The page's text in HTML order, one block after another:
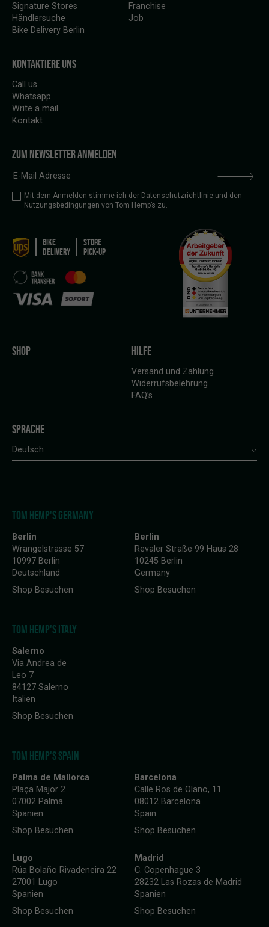
Signature Stores
Händlersuche
Bike Delivery Berlin
Franchise
Job
KONTAKTIERE UNS
Call us
Whatsapp
Write a mail
Kontakt
ZUM NEWSLETTER ANMELDEN
Mit dem Anmelden stimme ich der Datenschutzrichtlinie und den
Nutzungsbedingungen von Tom Hemp’s zu.
BIKE
DELIVERY
STORE
PICK-UP
SHOP HILFE
Versand und Zahlung
Widerrufsbelehrung
FAQ’s
SPRACHE
Deutsch
TOM HEMP'S GERMANY
Berlin
Wrangelstrasse 57
10997 Berlin
Deutschland
Shop Besuchen
Berlin
Revaler Straße 99 Haus 28
10245 Berlin
Germany
Shop Besuchen
TOM HEMP'S ITALY
Salerno
Via Andrea de
Leo 7
84127 Salerno
Italien
Shop Besuchen
TOM HEMP'S SPAIN
Palma de Mallorca
Plaça Major 2
07002 Palma
Spanien
Shop Besuchen
Barcelona
Calle Ros de Olano, 11
08012 Barcelona
Spain
Shop Besuchen
Lugo
Rúa Bolaño Rivadeneira 22
27001 Lugo
Spanien
Shop Besuchen
Madrid
C. Copenhague 3
28232 Las Rozas de Madrid
Spanien
Shop Besuchen